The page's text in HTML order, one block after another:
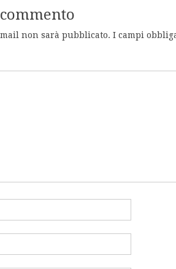
non sarà pubblicato. I campi